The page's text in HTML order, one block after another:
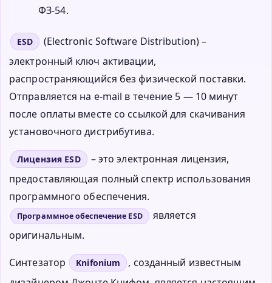
ФЗ-54.
ESD
(Electronic Software Distribution) –
электронный ключ активации,
распространяющийся без физической поставки.
Отправляется на e-mail в течение 5 — 10 минут
после оплаты вместе со ссылкой для скачивания
установочного дистрибутива.
Лицензия ESD
– это электронная лицензия,
предоставляющая полный спектр использования
программного обеспечения.
Программное обеспечение ESD
является
оригинальным.
Синтезатор Knifonium
, созданный известным